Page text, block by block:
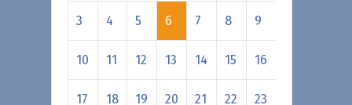
3 4 5 6 7 8 9
10 11 12 13 14 15 16
17 18 19 20 21 22 23